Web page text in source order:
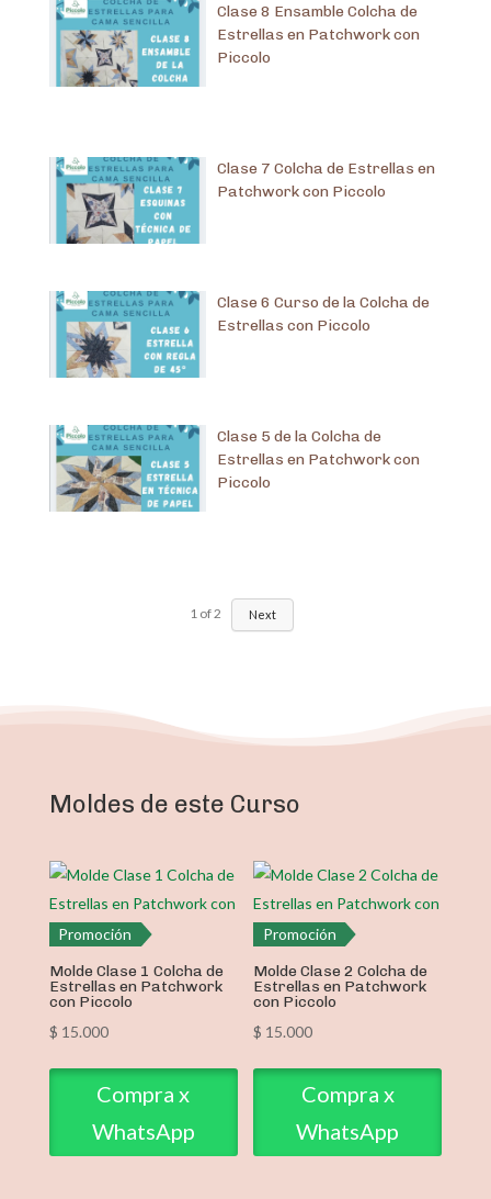
Clase 8 Ensamble Colcha de
Estrellas en Patchwork con
Piccolo
Clase 7 Colcha de Estrellas en
Patchwork con Piccolo
Clase 6 Curso de la Colcha de
Estrellas con Piccolo
Clase 5 de la Colcha de
Estrellas en Patchwork con
Piccolo
1 of2 Next
Moldes de este Curso
Promoción
Molde Clase 1 Colcha de
Estrellas en Patchwork
con Piccolo
$ 15.000
Compra x
WhatsApp
Promoción
Molde Clase 2 Colcha de
Estrellas en Patchwork
con Piccolo
$ 15.000
Compra x
WhatsApp